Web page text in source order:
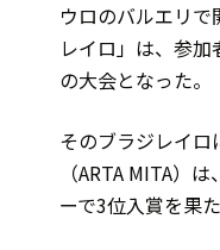
ウロのバルエリ
レイロ」は、参
の大会となった。
そのブラジレイ
（ARTA MITA）
ーで3位入賞を果た